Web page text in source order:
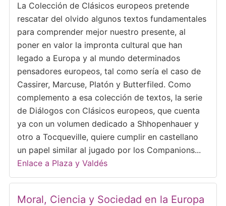
La Colección de Clásicos europeos pretende
rescatar del olvido algunos textos fundamentales
para comprender mejor nuestro presente, al
poner en valor la impronta cultural que han
legado a Europa y al mundo determinados
pensadores europeos, tal como sería el caso de
Cassirer, Marcuse, Platón y Butterfiled. Como
complemento a esa colección de textos, la serie
de Diálogos con Clásicos europeos, que cuenta
ya con un volumen dedicado a Shhopenhauer y
otro a Tocqueville, quiere cumplir en castellano
un papel similar al jugado por los Companions...
Enlace a Plaza y Valdés
Moral, Ciencia y Sociedad en la Europa